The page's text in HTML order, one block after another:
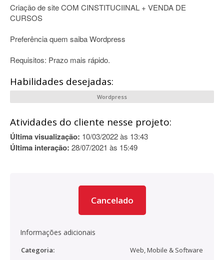
Criação de site COM CINSTITUCIINAL + VENDA DE
CURSOS
Preferência quem saiba Wordpress
Requisitos: Prazo mais rápido.
Habilidades desejadas:
Wordpress
Atividades do cliente nesse projeto:
Última visualização: 10/03/2022 às 13:43
Última interação: 28/07/2021 às 15:49
Cancelado
Informações adicionais
Categoria:
Web, Mobile & Software